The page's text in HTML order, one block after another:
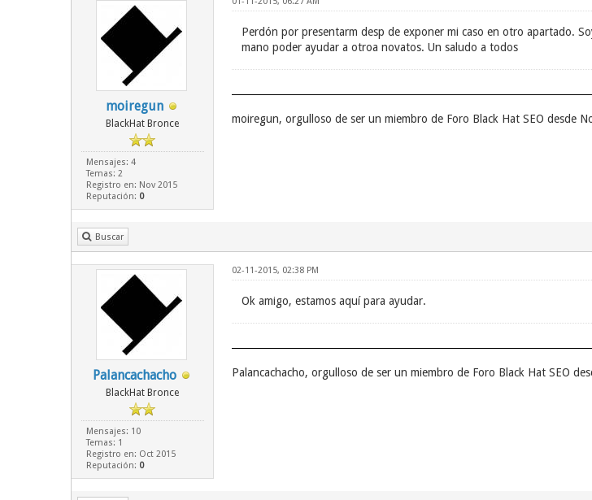
moiregun
BlackHat Bronce
Mensajes: 4
Temas: 2
Registro en: Nov 2015
Reputación: 0
Perdón por presentarm desp de exponer mi caso en otro apartado.
mano poder ayudar a otroa novatos. Un saludo a todos
moiregun, orgulloso de ser un miembro de Foro Black Hat SEO desde
Buscar
Palancachacho
BlackHat Bronce
Mensajes: 10
Temas: 1
Registro en: Oct 2015
Reputación: 0
02-11-2015, 02:38 PM
Ok amigo, estamos aquí para ayudar.
Palancachacho, orgulloso de ser un miembro de Foro Black Hat SEO